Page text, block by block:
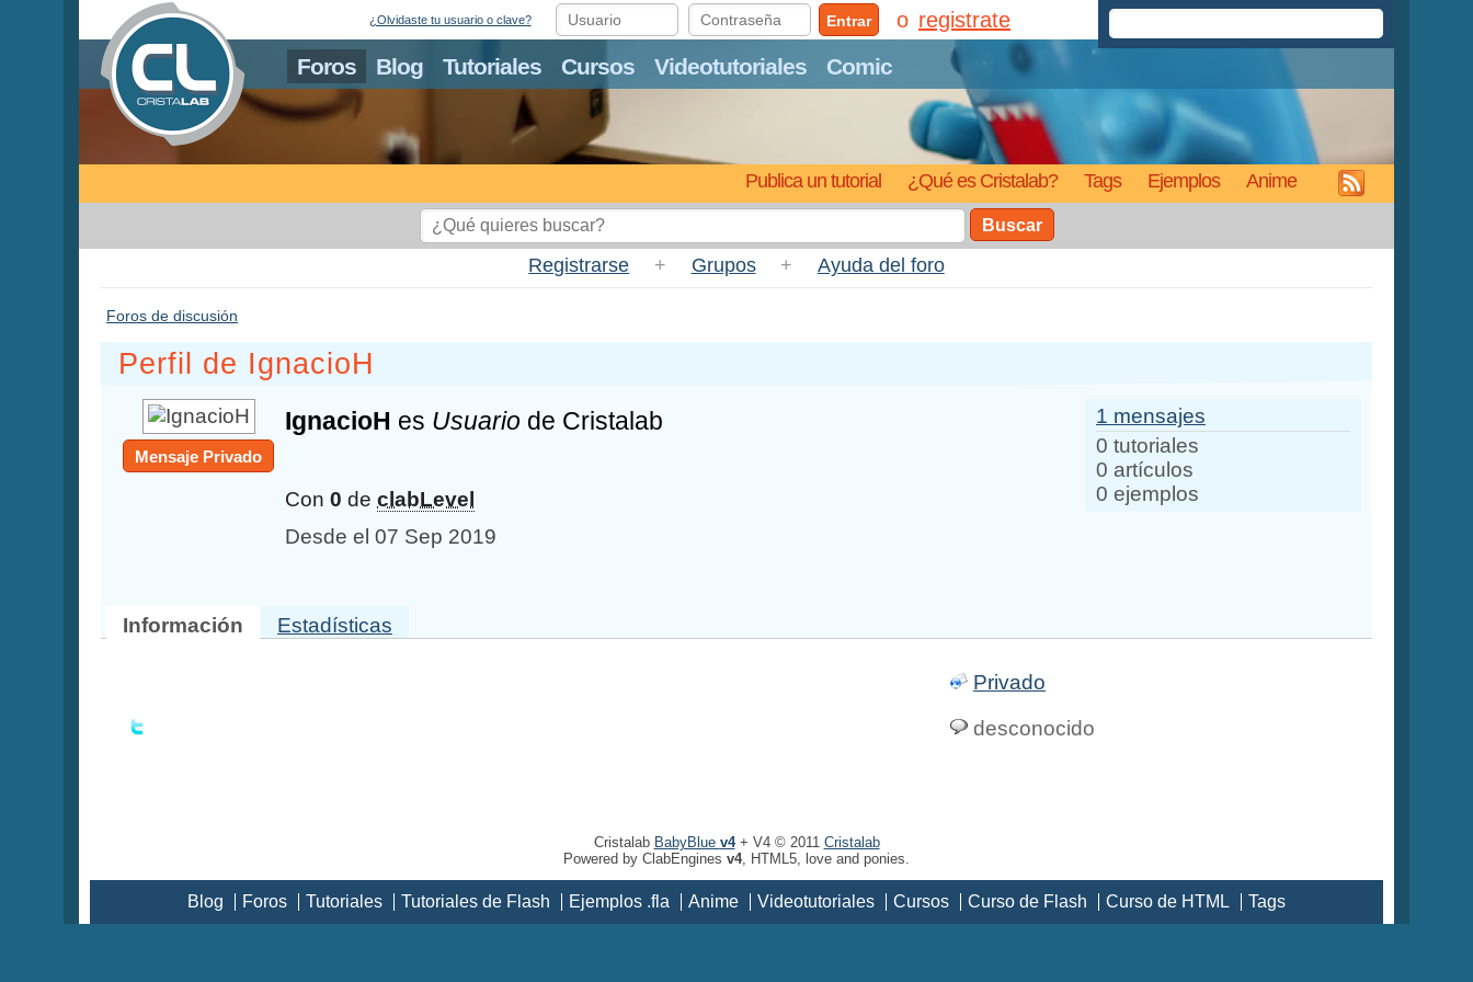
Foros Blog Tutoriales Cursos Videotutoriales Comic
Publica un tutorial ¿Qué es Cristalab? Tags Ejemplos Anime
¿Olvidaste tu usuario o clave? Entrar registrate
Buscar
Registrarse + Grupos + Ayuda del foro
Foros de discusión
Perfil de IgnacioH
Mensaje Privado
IgnacioH es Usuario de Cristalab
Con 0 de clabLevel
Desde el 07 Sep 2019
1 mensajes
0 tutoriales
0 artículos
0 ejemplos
Información Estadísticas
Privado
desconocido
Cristalab BabyBlue v4+ V4 © 2011 Cristalab
Powered by ClabEngines v4, HTML5, love and ponies.
Blog Foros Tutoriales Tutoriales de Flash Ejemplos .fla Anime Videotutoriales Cursos Curso de Flash Curso de HTML Tags